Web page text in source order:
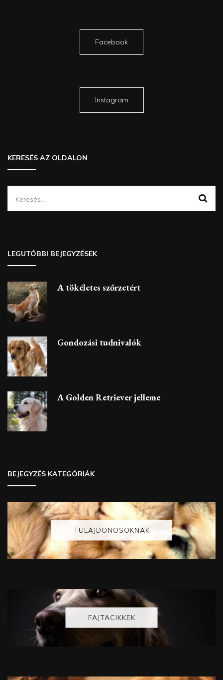
Facebook
Instagram
KERESÉS AZ OLDALON
Keresés:
LEGUTÓBBI BEJEGYZÉSEK
A tökéletes szőrzetért
Gondozási tudnivalók
A Golden Retriever jelleme
BEJEGYZÉS KATEGÓRIÁK
TULAJDONOSOKNAK
FAJTACIKKEK